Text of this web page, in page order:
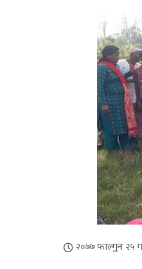
२०७७ फाल्गुन २५